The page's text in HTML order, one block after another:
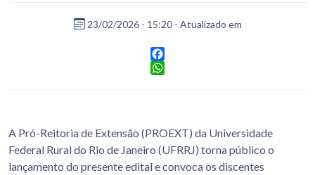
23/02/2026 - 15:20 - Atualizado em
Facebook
A Pró-Reitoria de Extensão (PROEXT) da Universidade
Federal Rural do Rio de Janeiro (UFRRJ) torna público o
lançamento do presente edital e convoca os discentes